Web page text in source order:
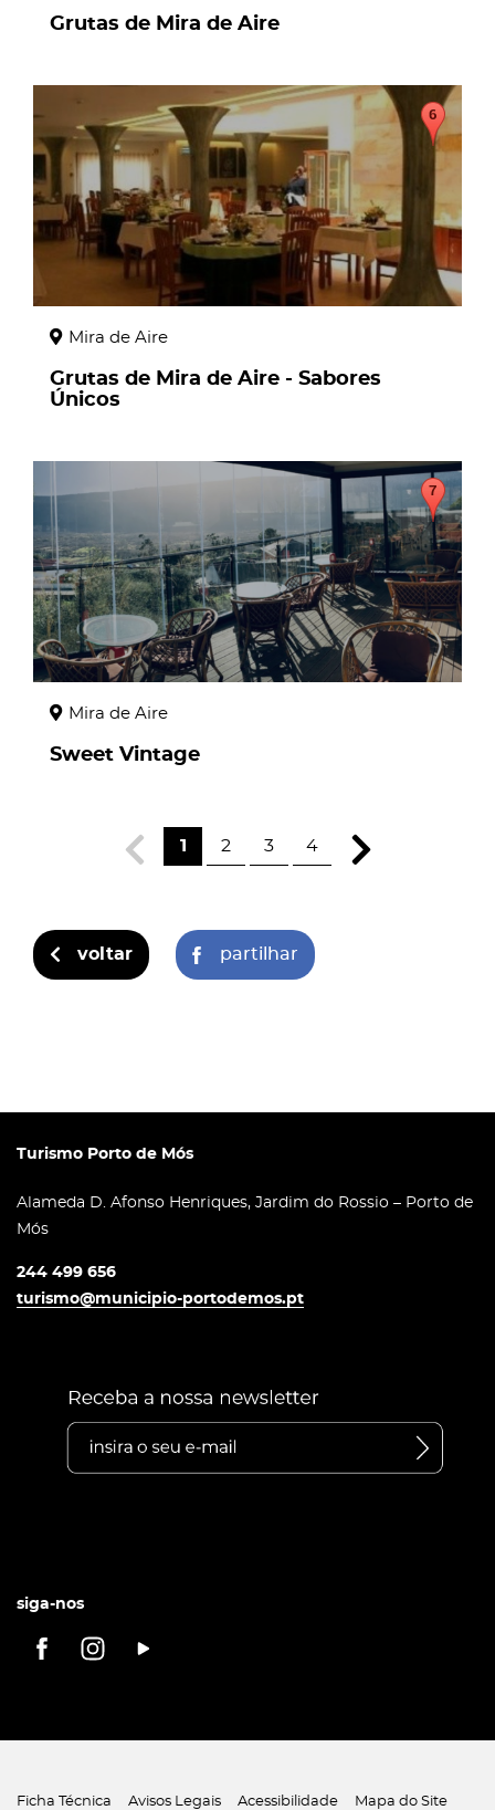
Grutas de Mira de Aire
Mira de Aire
Grutas de Mira de Aire - Sabores
Únicos
Mira de Aire
Sweet Vintage
1 2 3 4
voltar partilhar
Turismo Porto de Mós
Alameda D. Afonso Henriques, Jardim do Rossio – Porto de
Mós
244 499 656
turismo@municipio-portodemos.pt
siga-nos
Ficha Técnica Avisos Legais Acessibilidade Mapa do Site